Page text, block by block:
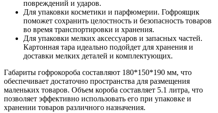
повреждений и ударов.
Для упаковки косметики и парфюмерии. Гофроящик
поможет сохранить целостность и безопасность товаров
во время транспортировки и хранения.
Для упаковки мелких аксессуаров и запасных частей.
Картонная тара идеально подойдет для хранения и
доставки мелких деталей и комплектующих.
Габариты гофрокороба составляют 180*150*190 мм, что
обеспечивает достаточно пространства для размещения
маленьких товаров. Объем короба составляет 5.1 литра, что
позволяет эффективно использовать его при упаковке и
хранении товаров различного назначения.